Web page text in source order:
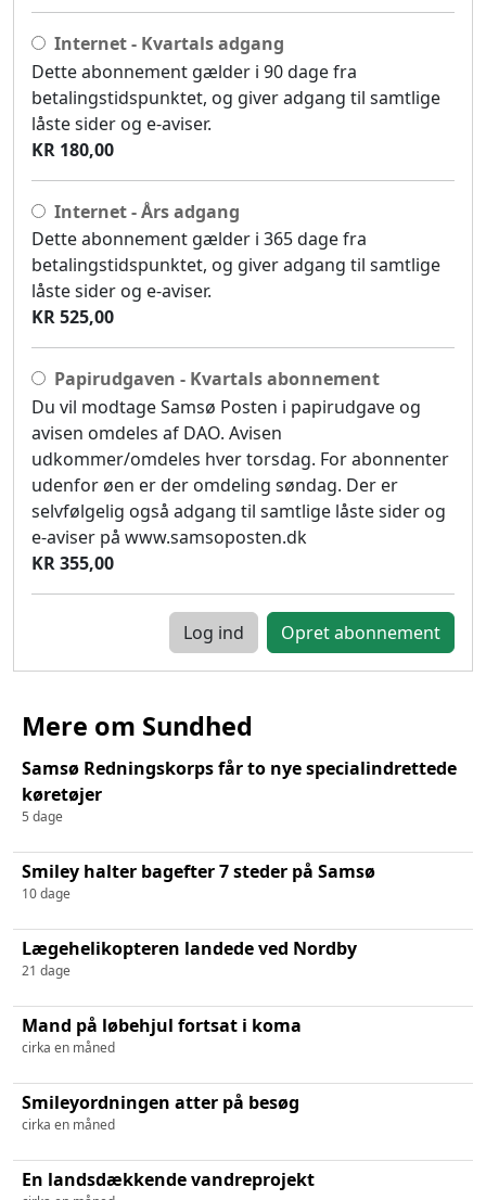
Internet - Kvartals adgang
Dette abonnement gælder i 90 dage fra
betalingstidspunktet, og giver adgang til samtlige
låste sider og e-aviser.
KR 180,00
Internet - Års adgang
Dette abonnement gælder i 365 dage fra
betalingstidspunktet, og giver adgang til samtlige
låste sider og e-aviser.
KR 525,00
Papirudgaven - Kvartals abonnement
Du vil modtage Samsø Posten i papirudgave og
avisen omdeles af DAO. Avisen
udkommer/omdeles hver torsdag. For abonnenter
udenfor øen er der omdeling søndag. Der er
selvfølgelig også adgang til samtlige låste sider og
e-aviser på www.samsoposten.dk
KR 355,00
Log ind
Mere om Sundhed
Samsø Redningskorps får to nye specialindrettede
køretøjer
5 dage
Smiley halter bagefter 7 steder på Samsø
10 dage
Lægehelikopteren landede ved Nordby
21 dage
Mand på løbehjul fortsat i koma
cirka en måned
Smileyordningen atter på besøg
cirka en måned
En landsdækkende vandreprojekt